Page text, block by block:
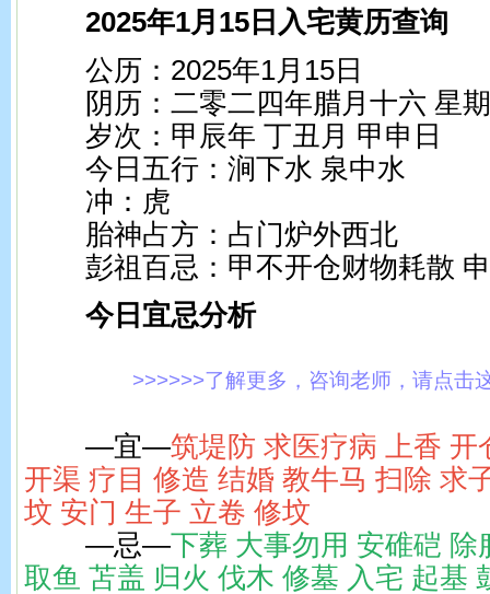
2025年1月15日入宅黄历查询
公历：2025年1月15日
阴历：二零二四年腊月十六 星
岁次：甲辰年 丁丑月 甲申日
今日五行：涧下水 泉中水
冲：虎
胎神占方：占门炉外西北
彭祖百忌：甲不开仓财物耗散 申
今日宜忌分析
>>>>>>了解更多，咨询老师，请点击
—宜—筑堤防 求医疗病 上香 开
开渠 疗目 修造 结婚 教牛马 扫除 求
坟 安门 生子 立卷 修坟
—忌—下葬 大事勿用 安碓硙 除
取鱼 苫盖 归火 伐木 修墓 入宅 起基